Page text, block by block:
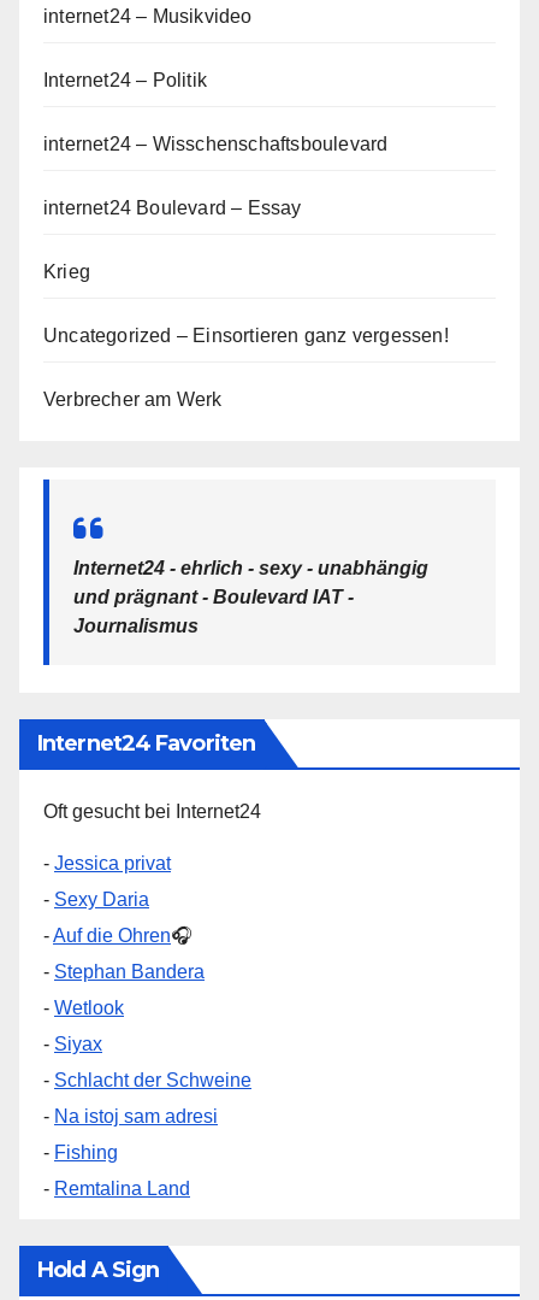
internet24 – Musikvideo
Internet24 – Politik
internet24 – Wisschenschaftsboulevard
internet24 Boulevard – Essay
Krieg
Uncategorized – Einsortieren ganz vergessen!
Verbrecher am Werk
Internet24 - ehrlich - sexy - unabhängig
und prägnant - Boulevard IAT -
Journalismus
Internet24 Favoriten
Oft gesucht bei Internet24
- Jessica privat
- Sexy Daria
-Auf die Ohren🎧
- Stephan Bandera
- Wetlook
- Siyax
- Schlacht der Schweine
- Na istoj sam adresi
- Fishing
- Remtalina Land
Hold A Sign